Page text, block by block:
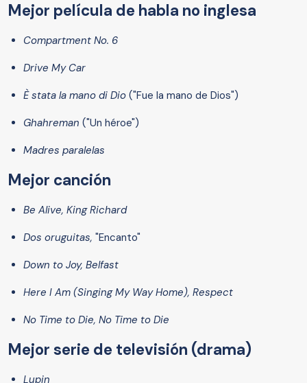
Mejor película de habla no inglesa
Compartment No. 6
Drive My Car
È stata la mano di Dio ("Fue la mano de Dios")
Ghahreman ("Un héroe")
Madres paralelas
Mejor canción
Be Alive, King Richard
Dos oruguitas, "Encanto"
Down to Joy, Belfast
Here I Am (Singing My Way Home), Respect
No Time to Die, No Time to Die
Mejor serie de televisión (drama)
Lupin